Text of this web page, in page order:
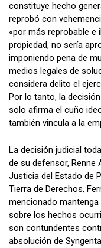
constituye hecho
reprobó con
«por más reprobable e
propiedad, no sería
imponiendo pena de
medios legales de
considera delito el
Por lo tanto, la
solo afirma el cuño
también vincula a la
La decisión judicial
de su defensor, Renne
Justicia del Estado de
Tierra de Derechos,
mencionado
sobre los hechos
son contundentes
absolución de